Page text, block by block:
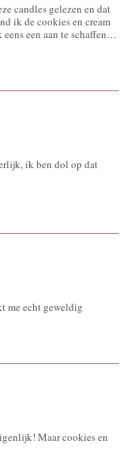
candles gelezen en dat
ik de cookies en cream
een aan te schaffen…
ik ben dol op dat
me echt geweldig
Maar cookies en